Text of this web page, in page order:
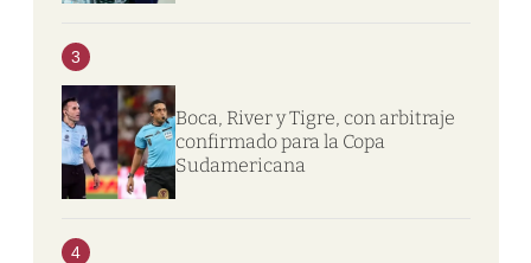
3
Boca, River y Tigre, con arbitraje
confirmado para la Copa
Sudamericana
4